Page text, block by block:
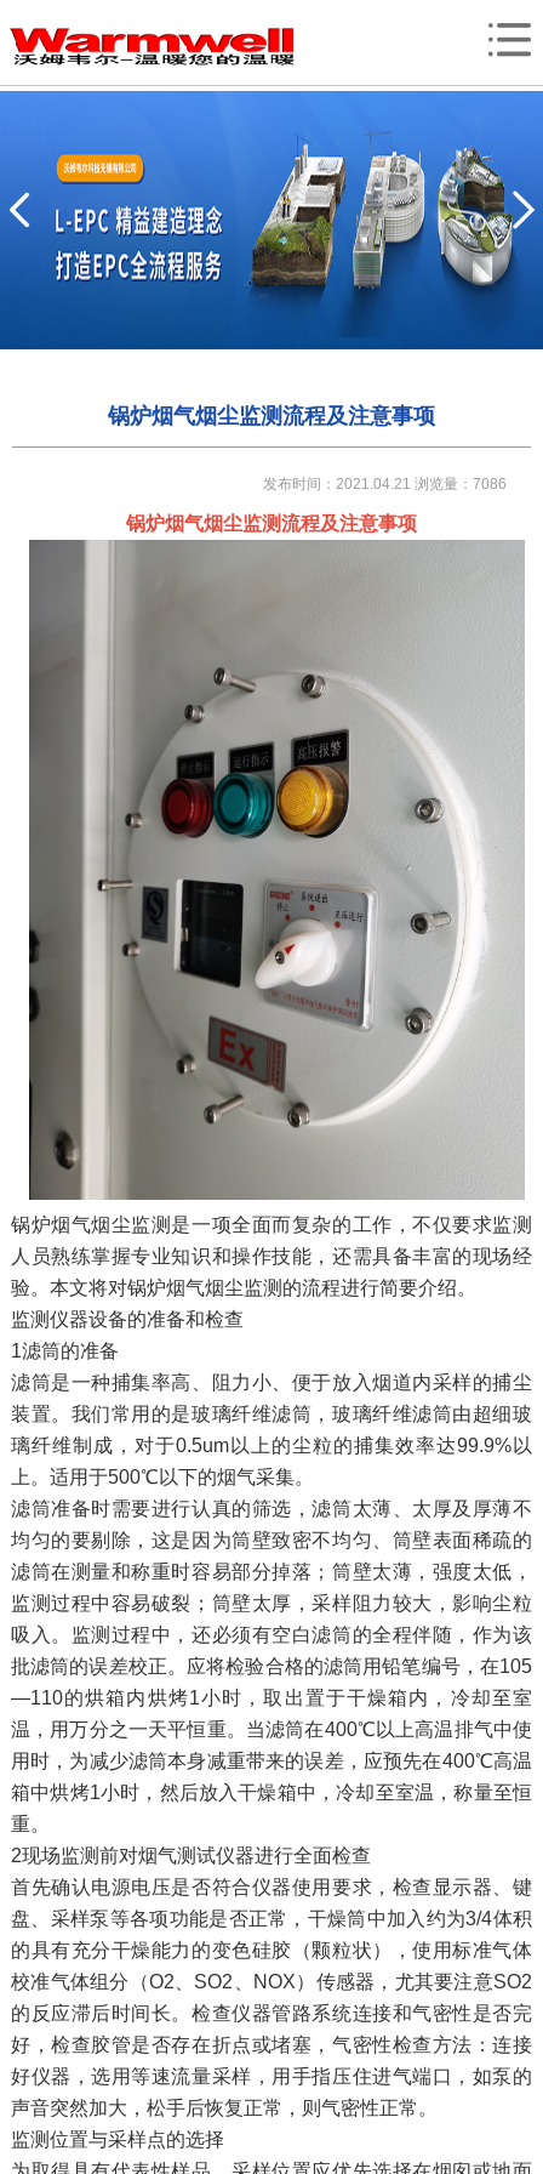
锅炉烟气烟尘监测流程及注意事项
发布时间：2021.04.21 浏览量：7086
锅炉烟气烟尘监测流程及注意事项
锅炉烟气烟尘监测是一项全面而复杂的工作，不仅要求监测
人员熟练掌握专业知识和操作技能，还需具备丰富的现场经
验。本文将对锅炉烟气烟尘监测的流程进行简要介绍。
监测仪器设备的准备和检查
1滤筒的准备
滤筒是一种捕集率高、阻力小、便于放入烟道内采样的捕尘
装置。我们常用的是玻璃纤维滤筒，玻璃纤维滤筒由超细玻
璃纤维制成，对于0.5um以上的尘粒的捕集效率达99.9%以
上。适用于500℃以下的烟气采集。
滤筒准备时需要进行认真的筛选，滤筒太薄、太厚及厚薄不
均匀的要剔除，这是因为筒壁致密不均匀、筒壁表面稀疏的
滤筒在测量和称重时容易部分掉落；筒壁太薄，强度太低，
监测过程中容易破裂；筒壁太厚，采样阻力较大，影响尘粒
吸入。监测过程中，还必须有空白滤筒的全程伴随，作为该
批滤筒的误差校正。应将检验合格的滤筒用铅笔编号，在105
—110的烘箱内烘烤1小时，取出置于干燥箱内，冷却至室
温，用万分之一天平恒重。当滤筒在400℃以上高温排气中使
用时，为减少滤筒本身减重带来的误差，应预先在400℃高温
箱中烘烤1小时，然后放入干燥箱中，冷却至室温，称量至恒
重。
2现场监测前对烟气测试仪器进行全面检查
首先确认电源电压是否符合仪器使用要求，检查显示器、键
盘、采样泵等各项功能是否正常，干燥筒中加入约为3/4体积
的具有充分干燥能力的变色硅胶（颗粒状），使用标准气体
校准气体组分（O2、SO2、NOX）传感器，尤其要注意SO2
的反应滞后时间长。检查仪器管路系统连接和气密性是否完
好，检查胶管是否存在折点或堵塞，气密性检查方法：连接
好仪器，选用等速流量采样，用手指压住进气端口，如泵的
声音突然加大，松手后恢复正常，则气密性正常。
监测位置与采样点的选择